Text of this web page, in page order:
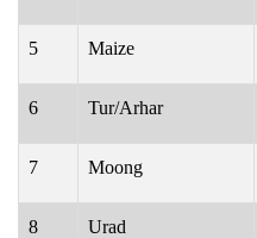
5 Maize
6 Tur/Arhar
7 Moong
8 Urad